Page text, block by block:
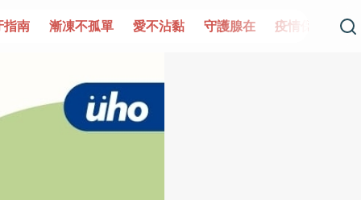
愛不沾黏 守護腺在 疫情保衛戰 再生醫學 愛的